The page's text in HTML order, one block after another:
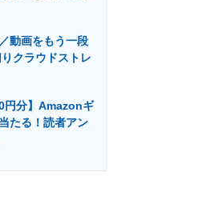
ロジーの最前線
動画をもう一段
クラウドストレ
円分】Amazonギ
たる！読者アン